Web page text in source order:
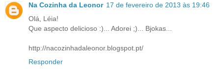
Na Cozinha da Leonor 17 de fevereiro de 2013 às 19:46
Olá, Léia!
Que aspecto delicioso :)... Adorei ;)... Bjokas...
http://nacozinhadaleonor.blogspot.pt/
Responder